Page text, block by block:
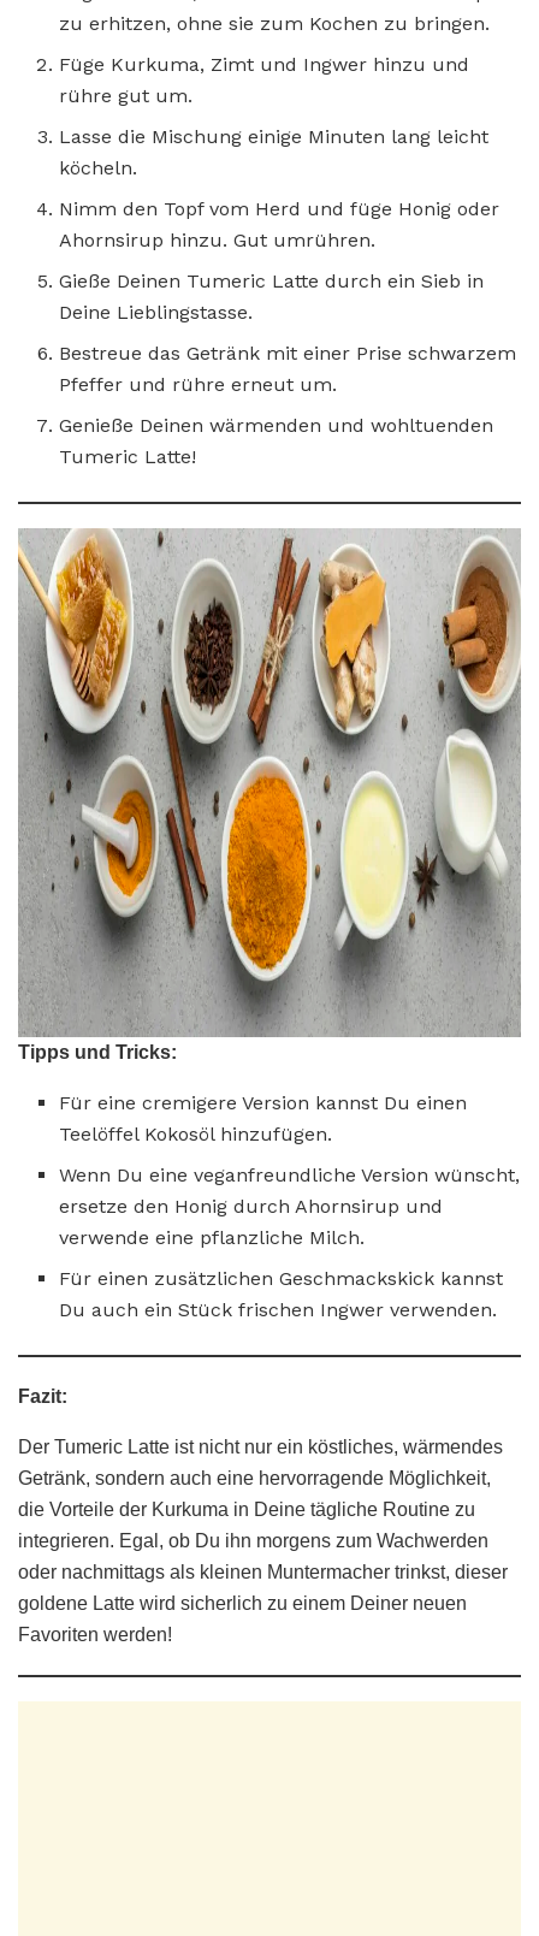
zu erhitzen, ohne sie zum Kochen zu bringen.
Füge Kurkuma, Zimt und Ingwer hinzu und
rühre gut um.
Lasse die Mischung einige Minuten lang leicht
köcheln.
Nimm den Topf vom Herd und füge Honig oder
Ahornsirup hinzu. Gut umrühren.
Gieße Deinen Tumeric Latte durch ein Sieb in
Deine Lieblingstasse.
Bestreue das Getränk mit einer Prise schwarzem
Pfeffer und rühre erneut um.
Genieße Deinen wärmenden und wohltuenden
Tumeric Latte!
Tipps und Tricks:
Für eine cremigere Version kannst Du einen
Teelöffel Kokosöl hinzufügen.
Wenn Du eine veganfreundliche Version wünscht,
ersetze den Honig durch Ahornsirup und
verwende eine pflanzliche Milch.
Für einen zusätzlichen Geschmackskick kannst
Du auch ein Stück frischen Ingwer verwenden.
Fazit:
Der Tumeric Latte ist nicht nur ein köstliches, wärmendes
Getränk, sondern auch eine hervorragende Möglichkeit,
die Vorteile der Kurkuma in Deine tägliche Routine zu
integrieren. Egal, ob Du ihn morgens zum Wachwerden
oder nachmittags als kleinen Muntermacher trinkst, dieser
goldene Latte wird sicherlich zu einem Deiner neuen
Favoriten werden!